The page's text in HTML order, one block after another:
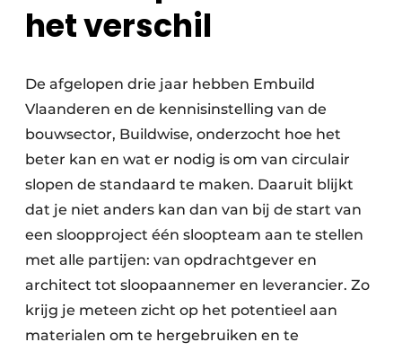
het verschil
De afgelopen drie jaar hebben Embuild
Vlaanderen en de kennisinstelling van de
bouwsector, Buildwise, onderzocht hoe het
beter kan en wat er nodig is om van circulair
slopen de standaard te maken. Daaruit blijkt
dat je niet anders kan dan van bij de start van
een sloopproject één sloopteam aan te stellen
met alle partijen: van opdrachtgever en
architect tot sloopaannemer en leverancier. Zo
krijg je meteen zicht op het potentieel aan
materialen om te hergebruiken en te